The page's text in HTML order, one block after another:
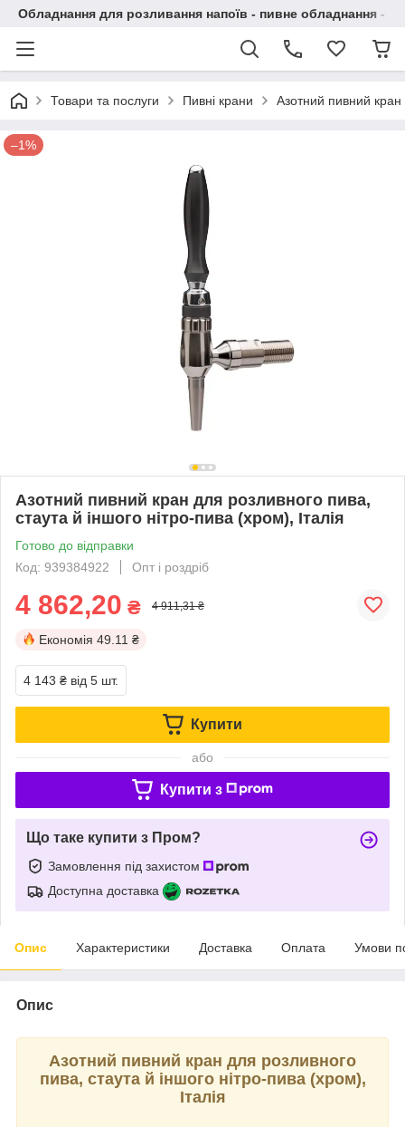
Обладнання для розливання напоїв - пивне обладнання - в
Товари та послуги Пивні крани Азотний пивний кран
–1%
Азотний пивний кран для розливного пива,
стаута й іншого нітро-пива (хром), Італія
Готово до відправки
Код: 939384922
Опт і роздріб
4 862,20 ₴ 4 911,31 ₴
Економія 49.11 ₴
4 143 ₴ від 5 шт.
Купити
або
Купити з
Що таке купити з Пром?
Замовлення під захистом
Доступна доставка
Опис Характеристики Доставка Оплата Умови
Опис
Азотний пивний кран для розливного
пива, стаута й іншого нітро-пива (хром),
Італія